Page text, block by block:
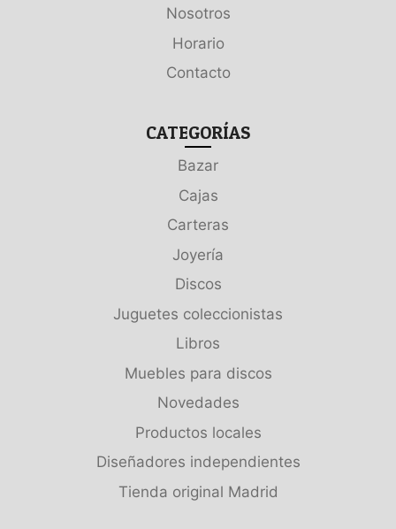
Nosotros
Horario
Contacto
CATEGORÍAS
Bazar
Cajas
Carteras
Joyería
Discos
Juguetes coleccionistas
Libros
Muebles para discos
Novedades
Productos locales
Diseñadores independientes
Tienda original Madrid